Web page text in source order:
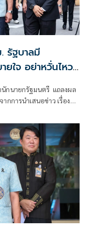
รัฐบาลมี
ใจ อย่าหวั่นไหว
นักนายกรัฐมนตรี แถลงผล
กการนำเสนอข่าว เรื่อง
าลนี้มีเสถียรภาพและ